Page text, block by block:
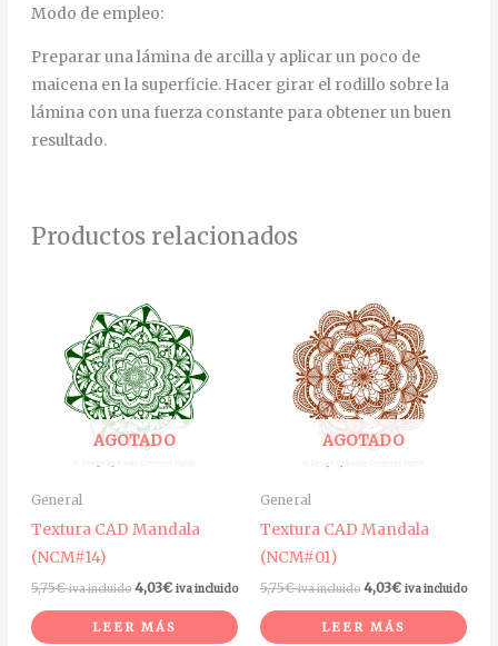
Modo de empleo:
Preparar una lámina de arcilla y aplicar un poco de
maicena en la superficie. Hacer girar el rodillo sobre la
lámina con una fuerza constante para obtener un buen
resultado.
Productos relacionados
AGOTADO
General
Textura CAD Mandala
(NCM#14)
5,75€ iva incluido 4,03€ iva incluido
LEER MÁS
AGOTADO
General
Textura CAD Mandala
(NCM#01)
5,75€ iva incluido 4,03€ iva incluido
LEER MÁS